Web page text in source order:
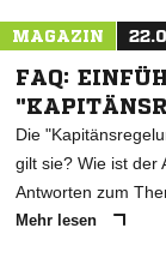
MAGAZIN
FAQ:
Die
gilt sie? Wie ist der
Antworten zum
Mehr lesen